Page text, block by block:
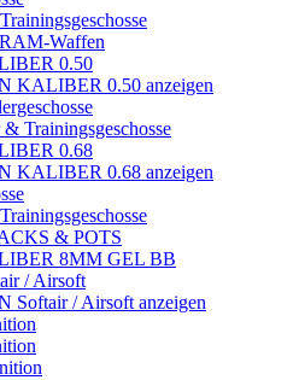
Waffen
0.50
KALIBER 0.50 anzeigen
Trainingsgeschosse
0.68
KALIBER 0.68 anzeigen
& POTS
8MM GEL BB
/ Airsoft
Softair / Airsoft anzeigen